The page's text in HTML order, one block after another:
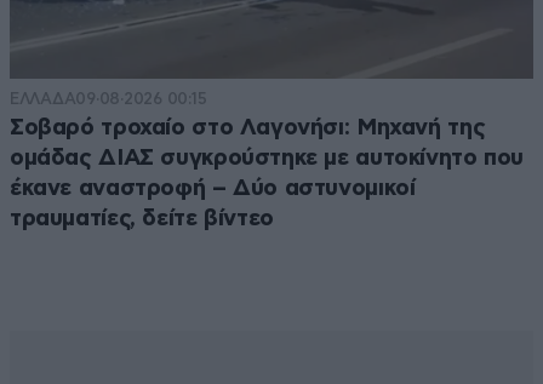
ΕΛΛΑΔΑ09·08·2026 00:15
Σοβαρό τροχαίο στο Λαγονήσι: Μηχανή της
ομάδας ΔΙΑΣ συγκρούστηκε με αυτοκίνητο που
έκανε αναστροφή – Δύο αστυνομικοί
τραυματίες, δείτε βίντεο